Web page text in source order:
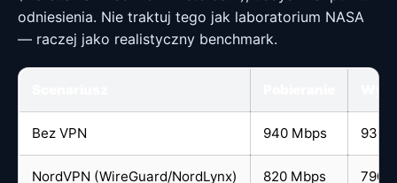
odniesienia. Nie traktuj tego jak laboratorium NASA
— raczej jako realistyczny benchmark.
Bez VPN 940 Mbps 930
NordVPN (WireGuard/NordLynx) 820 Mbps 790